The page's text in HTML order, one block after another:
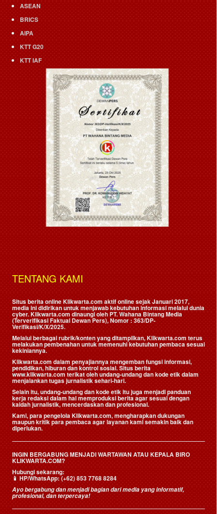
ASEAN
BRICS
AIPA
KTT G20
KTT IAF
TENTANG KAMI
Situs berita online Klikwarta.com aktif online sejak Januari 2017,
media ini didirikan untuk menjawab kebutuhan informasi melalui dunia
cyber. Klikwarta.com dinaungi oleh PT. Wahana Bintang Media
(Terverifikasi Faktual Dewan Pers), Nomor : 363/DP-
Verifikasi/K/X/2025.
Melalui berbagai rubrik/konten yang ditampilkan, Klikwarta.com terus
melakukan pembenahan untuk memenuhi kebutuhan pembaca sesuai
kekiniannya.
Klikwarta.com dalam penyajiannya mengemban fungsi informasi,
pendidikan, hiburan dan kontrol sosial. Situs berita
www.klikwarta.com terikat oleh undang-undang dan kode etik dalam
menjalankan tugas jurnalistik sehari-hari.
Selain itu, undang-undang dan kode etik itu juga menjadi panduan
kerja redaksi dalam hal memproduksi berita agar sesuai dengan
kaidah jurnalistik, mencerdaskan dan profesional.
Kami, para pengelola Klikwarta.com, mengharapkan dukungan
maupun kritik para pembaca agar layanan kami semakin baik dan
diperlukan.
INGIN BERGABUNG MENJADI WARTAWAN ATAU KEPALA BIRO
KLIKWARTA.COM?
Hubungi sekarang:
📱HP/WhatsApp:(+62) 853 7768 8284
Ayo bergabung dan menjadi bagian dari media yang informatif,
profesional, dan terpercaya!